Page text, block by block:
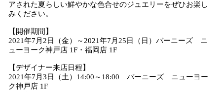
アされた夏らしい鮮やかな色合せのジュエリーをぜひお楽し
みください。
【開催期間】
2021年7月2日（金）～2021年7月25日（日）バーニーズ ニ
ューヨーク神戸店 1F・福岡店 1F
【デザイナー来店日程】
2021年7月3日（土）14:00～18:00 バーニーズ ニューヨー
ク神戸店 1F